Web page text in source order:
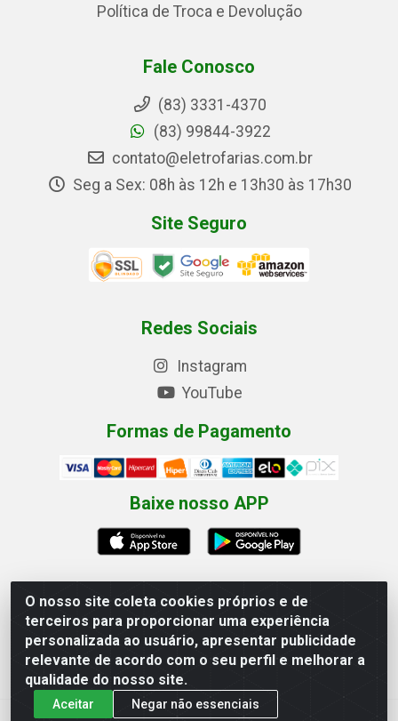
O nosso site coleta cookies próprios e de
terceiros para proporcionar uma experiência
personalizada ao usuário, apresentar publicidade
relevante de acordo com o seu perfil e melhorar a
qualidade do nosso site.
Aceitar Negar não essenciais
Política de Troca e Devolução
Fale Conosco
(83) 3331-4370
(83) 99844-3922
contato@eletrofarias.com.br
Seg a Sex: 08h às 12h e 13h30 às 17h30
Site Seguro
Redes Sociais
Instagram
YouTube
Formas de Pagamento
Baixe nosso APP
Eletrofarias Materiais Eletricos - Av. Jorn. Assis
Chateaubriand, 2500 - Distrito Industrial, Campina Grande/PB
- CEP 58.410-062 - CNPJ 12.110.462/0001-40